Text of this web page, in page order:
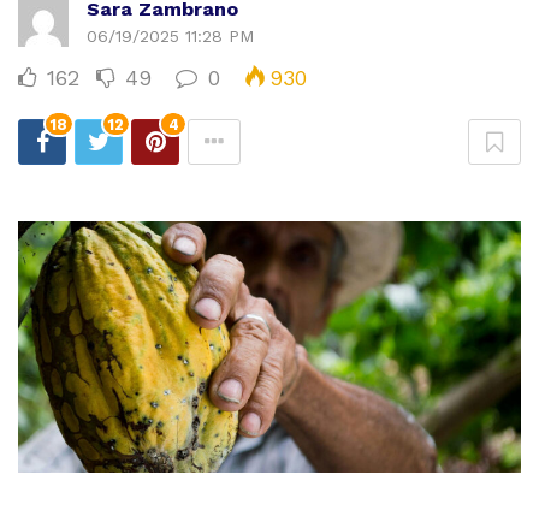
Sara Zambrano
06/19/2025 11:28 PM
162 49 0 930
18 12 4